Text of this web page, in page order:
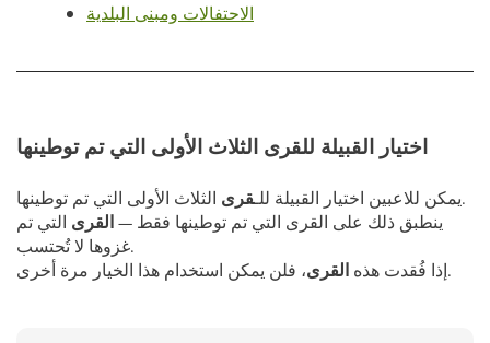
الاحتفالات ومبنى البلدية
اختيار القبيلة للقرى الثلاث الأولى التي تم توطينها
يمكن للاعبين اختيار القبيلة للـقرى
الثلاث الأولى التي تم توطينها.
ينطبق ذلك على القرى التي تم توطينها فقط —القرى التي تم
غزوها لا تُحتسب.
إذا فُقدت هذه القرى ، فلن يمكن استخدام هذا الخيار مرة أخرى.